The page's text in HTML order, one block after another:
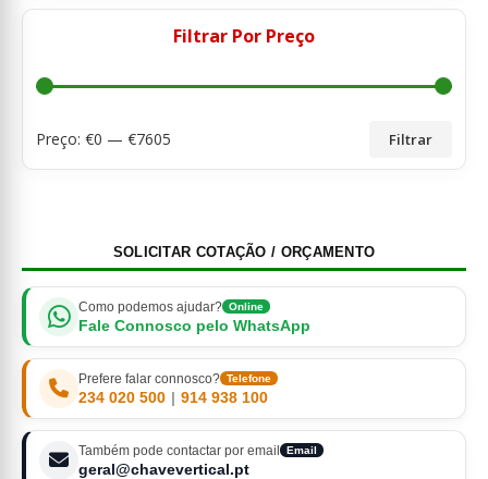
Filtrar Por Preço
Preço: €0 — €7605 Filtrar
SOLICITAR COTAÇÃO / ORÇAMENTO
Como podemos ajudar? Online
Fale Connosco pelo WhatsApp
Prefere falar connosco? Telefone
234 020 500 | 914 938 100
Também pode contactar por email Email
geral@chavevertical.pt